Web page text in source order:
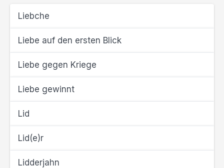
Liebche
Liebe auf den ersten Blick
Liebe gegen Kriege
Liebe gewinnt
Lid
Lid(e)r
Lidderjahn